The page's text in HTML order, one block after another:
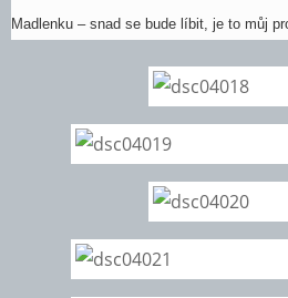
Madlenku – snad se bude líbit, je to můj